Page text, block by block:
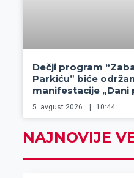
Dečji program
Parkiću” biće
manifestacije „Dani
5. avgust 2026. 10:44
NAJNOVIJE